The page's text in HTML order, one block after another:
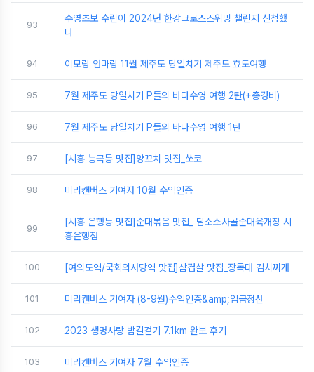
93
수영초보 수린이 2024년 한강크로스스위밍 챌린지 신청했
다
94 이모랑 엄마랑 11월 제주도 당일치기 제주도 효도여행
95 7월 제주도 당일치기 P들의 바다수영 여행 2탄(+총경비)
96 7월 제주도 당일치기 P들의 바다수영 여행 1탄
97 [시흥 능곡동 맛집]양꼬치 맛집_쏘코
98 미리캔버스 기여자 10월 수익인증
99
[시흥 은행동 맛집]순대볶음 맛집_ 담소소사골순대육개장 시
흥은행점
100 [여의도역/국회의사당역 맛집]삼겹살 맛집_장독대 김치찌개
101 미리캔버스 기여자 (8-9월)수익인증&amp;입금정산
102 2023 생명사랑 밤길걷기 7.1km 완보 후기
103 미리캔버스 기여자 7월 수익인증